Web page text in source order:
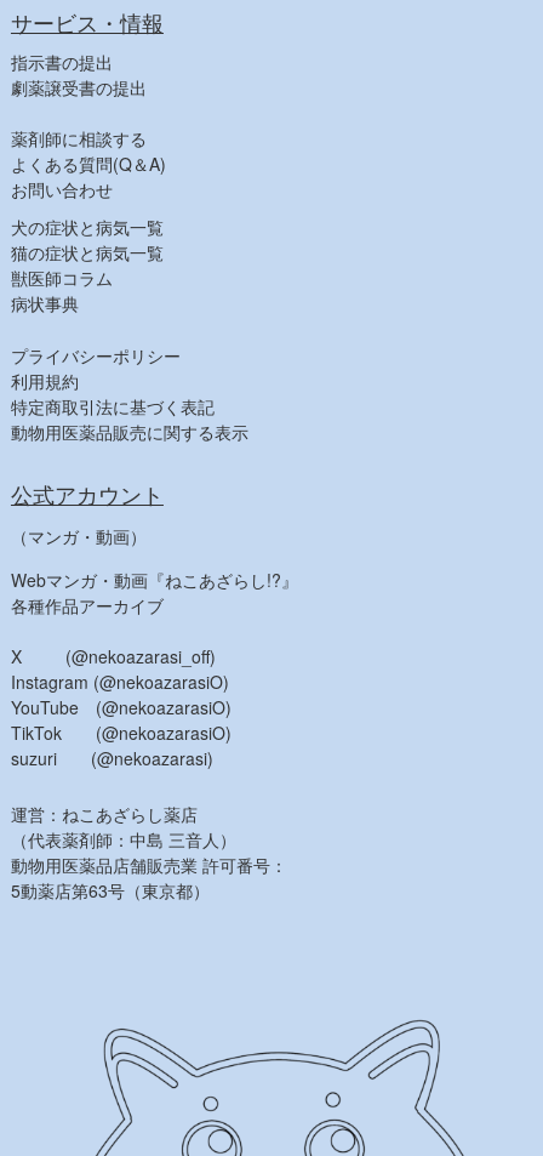
ビタミン・鉄
消毒
【健康食品一覧】
【人気商品】
サービス・情報
指示書の提出
劇薬譲受書の提出
薬剤師に相談する
よくある質問(Q＆A)
お問い合わせ
犬の症状と病気一覧
猫の症状と病気一覧
獣医師コラム
病状事典
プライバシーポリシー
利用規約
特定商取引法に基づく表記
動物用医薬品販売に関する表示
公式アカウント
（マンガ・動画）
Webマンガ・動画『ねこあざらし!?』
各種作品アーカイブ
X (@nekoazarasi_off)
Instagram (@nekoazarasiO)
YouTube (@nekoazarasiO)
TikTok (@nekoazarasiO)
suzuri (@nekoazarasi)
運営：ねこあざらし薬店
（代表薬剤師：中島 三音人）
動物用医薬品店舗販売業 許可番号：
5動薬店第63号（東京都）